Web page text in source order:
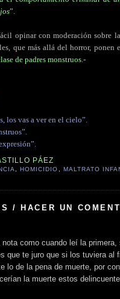
”.
opinar con moderación sobre
que más allá del horror, ponen
de padres monstruos.-
los vas a ver en el cielo”.
PÁEZ
,HOMICIDIO MALTRATO
/ HACER UN
como cuando leí la
que te juro que si los tuviera al
lo de la pena de muerte, por
la muerte estos